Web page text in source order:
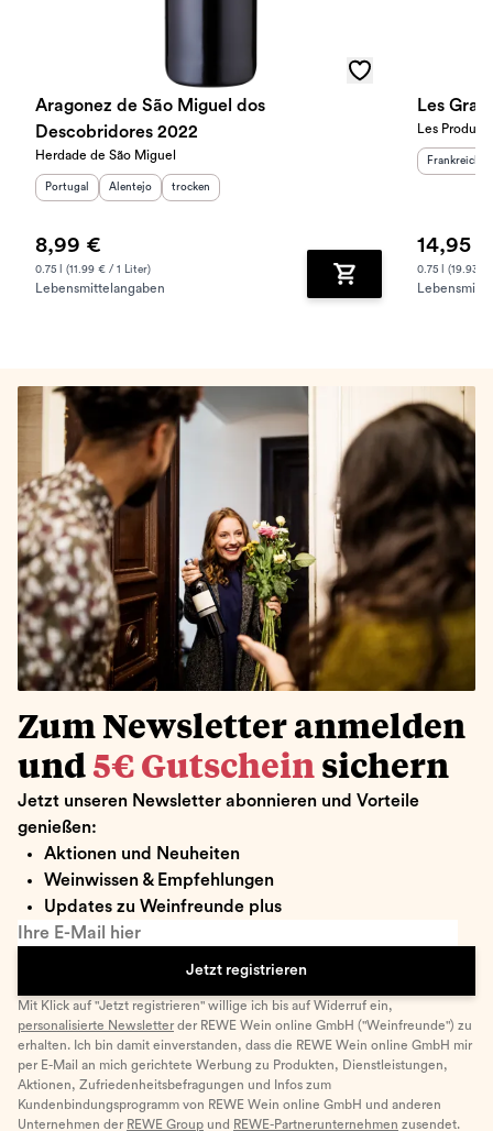
Aragonez de São Miguel dos
Descobridores 2022
Herdade de São Miguel
Herkunftsland:
Portugal Herkunftsregion:
Alentejo Geschmack
trocken
8,99 €
0.75 l (11.99 € / 1 Liter)
Lebensmittelangaben Zum Warenkorb
Les
Les
Frankreich
14,95 €
0.75 l (19.93 €
Zum Newsletter anmelden
und 5€ Gutschein sichern
Jetzt unseren Newsletter abonnieren und Vorteile
genießen:
Aktionen und Neuheiten
Weinwissen & Empfehlungen
Updates zu Weinfreunde plus
Ihre E-Mail hier
Jetzt registrieren
Mit Klick auf "Jetzt registrieren" willige ich bis auf Widerruf ein,
personalisierte Newsletter der REWE Wein online GmbH ("Weinfreunde") zu
erhalten. Ich bin damit einverstanden, dass die REWE Wein online GmbH mir
per E-Mail an mich gerichtete Werbung zu Produkten, Dienstleistungen,
Aktionen, Zufriedenheitsbefragungen und Infos zum
Kundenbindungsprogramm von REWE Wein online GmbH und anderen
Unternehmen der REWE Group und REWE-Partnerunternehmen zusendet.